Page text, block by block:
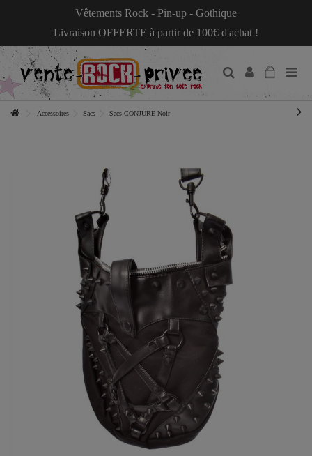
Vêtements Rock - Pin-up - Gothique
Livraison OFFERTE à partir de 100€ d'achat !
Accessoires Sacs Sacs CONJURE Noir